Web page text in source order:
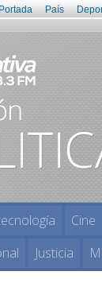
Portada País
Cine
Justicia